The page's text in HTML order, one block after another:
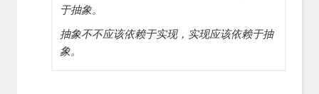
于抽象。
抽象不不应该依赖于实现，实现应该依赖于抽
象。